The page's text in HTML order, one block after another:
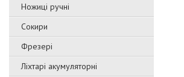
Ножиці ручні
Сокири
Фрезері
Ліхтарі акумуляторні